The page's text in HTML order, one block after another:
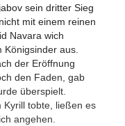
sein dritter Sieg
mit einem reinen
Navara wich
aus.
der Eröffnung
den Faden, gab
überspielt.
Kyrill tobte, ließen es
angehen.